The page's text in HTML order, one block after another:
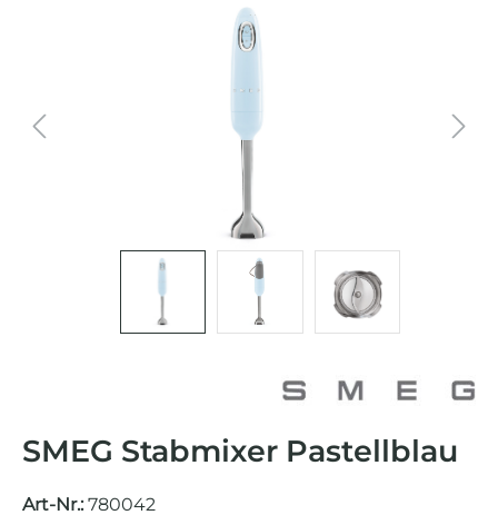
Bildergalerie überspringen
SMEG Stabmixer Pastellblau
Art-Nr.: 780042